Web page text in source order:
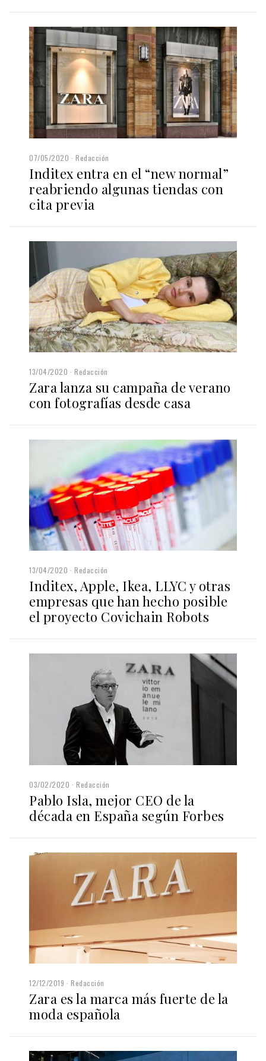
07/05/2020 Redacción
Inditex entra en el “new normal”
reabriendo algunas tiendas con
cita previa
13/04/2020 Redacción
Zara lanza su campaña de verano
con fotografías desde casa
13/04/2020 Redacción
Inditex, Apple, Ikea, LLYC y otras
empresas que han hecho posible
el proyecto Covichain Robots
03/02/2020 Redacción
Pablo Isla, mejor CEO de la
década en España según Forbes
12/12/2019 Redacción
Zara es la marca más fuerte de la
moda española